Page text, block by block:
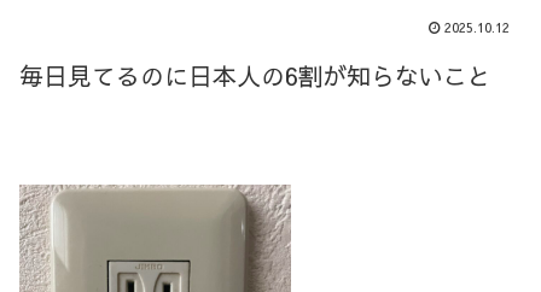
2025.10.12
毎日見てるのに日本人の6割が知らないこと